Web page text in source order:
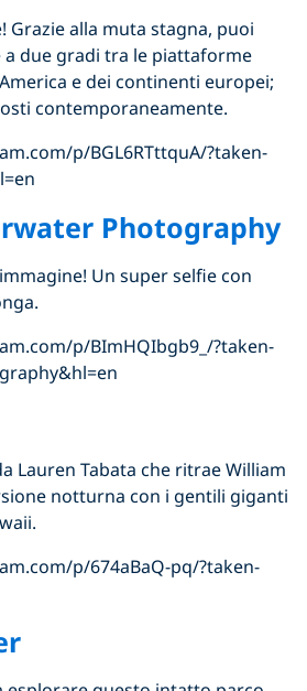
Grazie alla muta stagna, puoi
due gradi tra le piattaforme
e dei continenti europei;
contemporaneamente.
p/BGL6RTttquA/?taken-
Photography
Un super selfie con
p/BImHQIbgb9_/?taken-
Lauren Tabata che ritrae William
notturna con i gentili giganti
p/674aBaQ-pq/?taken-